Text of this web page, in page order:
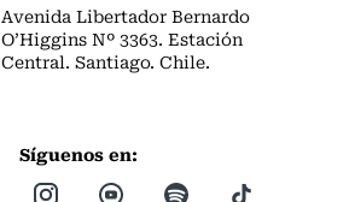
Avenida Libertador Bernardo
O’Higgins Nº 3363. Estación
Central. Santiago. Chile.
Síguenos en: